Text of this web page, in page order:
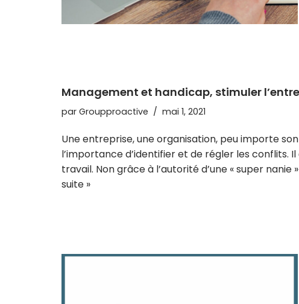
Management et handicap, stimuler
par Groupproactive mai 1, 2021
Une entreprise, une organisation, peu importe
l’importance d’identifier et de régler les conflits.
travail. Non grâce à l’autorité d’une « super
suite »